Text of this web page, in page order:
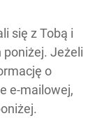
się z Tobą i
Jeżeli
o
e-mailowej,